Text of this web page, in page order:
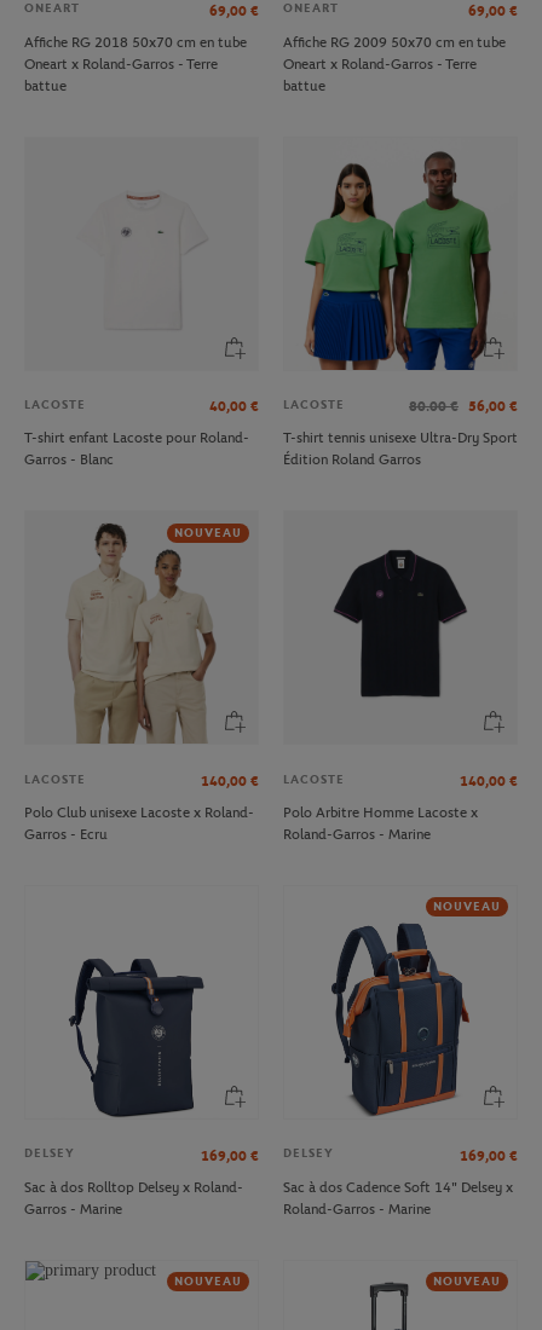
ONEART 69,00 €
Affiche RG 2018 50x70 cm en tube
Oneart x Roland-Garros - Terre
battue
ONEART 69,00 €
Affiche RG 2009 50x70 cm en tube
Oneart x Roland-Garros - Terre
battue
LACOSTE 40,00 €
T-shirt enfant Lacoste pour Roland-
Garros - Blanc
LACOSTE 80.00 € 56,00 €
T-shirt tennis unisexe Ultra-Dry Sport
Édition Roland Garros
NOUVEAU
LACOSTE 140,00 €
Polo Club unisexe Lacoste x Roland-
Garros - Ecru
LACOSTE 140,00 €
Polo Arbitre Homme Lacoste x
Roland-Garros - Marine
DELSEY 169,00 €
Sac à dos Rolltop Delsey x Roland-
Garros - Marine
NOUVEAU
DELSEY 169,00 €
Sac à dos Cadence Soft 14" Delsey x
Roland-Garros - Marine
NOUVEAU NOUVEAU